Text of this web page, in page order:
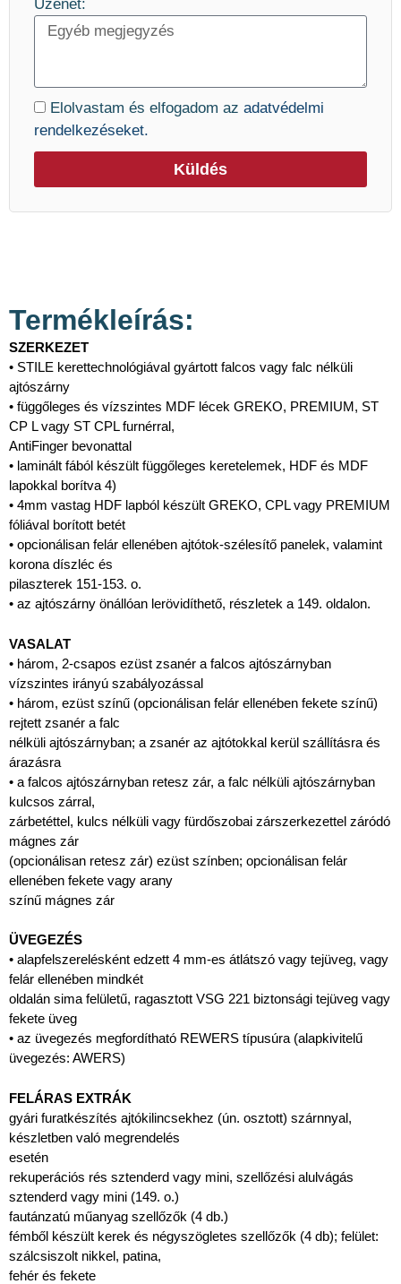
Üzenet:
Elolvastam és elfogadom az adatvédelmi
rendelkezéseket.
Küldés
Termékleírás:
SZERKEZET
• STILE kerettechnológiával gyártott falcos vagy falc nélküli
ajtószárny
• függőleges és vízszintes MDF lécek GREKO, PREMIUM, ST
CP L vagy ST CPL furnérral,
AntiFinger bevonattal
• laminált fából készült függőleges keretelemek, HDF és MDF
lapokkal borítva 4)
• 4mm vastag HDF lapból készült GREKO, CPL vagy PREMIUM
fóliával borított betét
• opcionálisan felár ellenében ajtótok-szélesítő panelek, valamint
korona díszléc és
pilaszterek 151-153. o.
• az ajtószárny önállóan lerövidíthető, részletek a 149. oldalon.
VASALAT
• három, 2-csapos ezüst zsanér a falcos ajtószárnyban
vízszintes irányú szabályozással
• három, ezüst színű (opcionálisan felár ellenében fekete színű)
rejtett zsanér a falc
nélküli ajtószárnyban; a zsanér az ajtótokkal kerül szállításra és
árazásra
• a falcos ajtószárnyban retesz zár, a falc nélküli ajtószárnyban
kulcsos zárral,
zárbetéttel, kulcs nélküli vagy fürdőszobai zárszerkezettel záródó
mágnes zár
(opcionálisan retesz zár) ezüst színben; opcionálisan felár
ellenében fekete vagy arany
színű mágnes zár
ÜVEGEZÉS
• alapfelszerelésként edzett 4 mm-es átlátszó vagy tejüveg, vagy
felár ellenében mindkét
oldalán sima felületű, ragasztott VSG 221 biztonsági tejüveg vagy
fekete üveg
• az üvegezés megfordítható REWERS típusúra (alapkivitelű
üvegezés: AWERS)
FELÁRAS EXTRÁK
gyári furatkészítés ajtókilincsekhez (ún. osztott) szárnnyal,
készletben való megrendelés
esetén
rekuperációs rés sztenderd vagy mini, szellőzési alulvágás
sztenderd vagy mini (149. o.)
fautánzatú műanyag szellőzők (4 db.)
fémből készült kerek és négyszögletes szellőzők (4 db); felület:
szálcsiszolt nikkel, patina,
fehér és fekete